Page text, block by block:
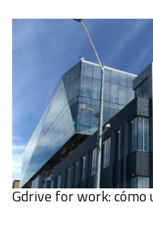
Gdrive for work: cómo